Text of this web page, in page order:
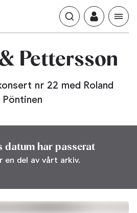
Pettersson
nr 22 med Roland
Pöntinen
datum har passerat
en del av vårt arkiv.